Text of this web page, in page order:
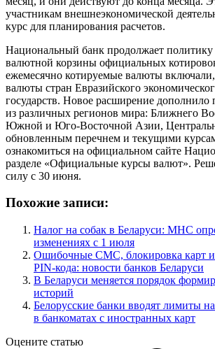
участникам внешнеэкономической
курс для планирования расчетов.
Национальный банк продолжает
валютной корзины официальных
ежемесячно котируемые валюты включали,
валюты стран Евразийского
государств. Новое расширение дополнило
из различных регионов мира: Ближнего
Южной и Юго-Восточной Азии,
обновленным перечнем и текущими
ознакомиться на официальном сайте
разделе «Официальные курсы валют».
силу с 30 июня.
Похожие записи:
Налог на собак в Беларуси: МНС
изменениях с 1 июля
Ошибочные СМС, блокировка карт и
PIN-кода: новости банков Беларуси
В Беларуси меняется порядок
историй
Белорусские банки вводят лимиты
в банкоматах с иностранных карт
Оцените статью